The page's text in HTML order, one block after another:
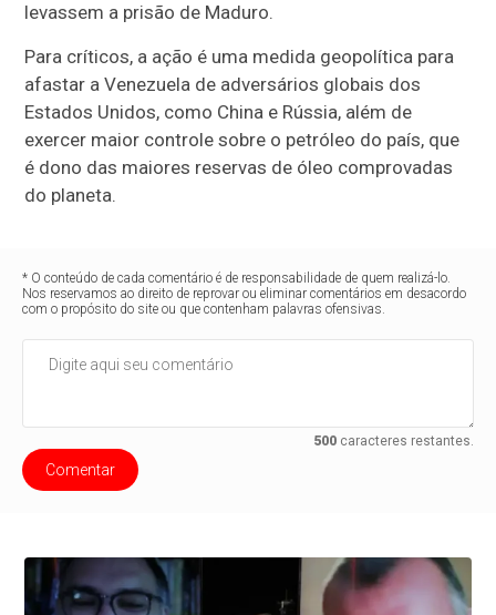
levassem a prisão de Maduro.
Para críticos, a ação é uma medida geopolítica para
afastar a Venezuela de adversários globais dos
Estados Unidos, como China e Rússia, além de
exercer maior controle sobre o petróleo do país, que
é dono das maiores reservas de óleo comprovadas
do planeta.
* O conteúdo de cada comentário é de responsabilidade de quem realizá-lo.
Nos reservamos ao direito de reprovar ou eliminar comentários em desacordo
com o propósito do site ou que contenham palavras ofensivas.
500caracteres restantes.
Comentar